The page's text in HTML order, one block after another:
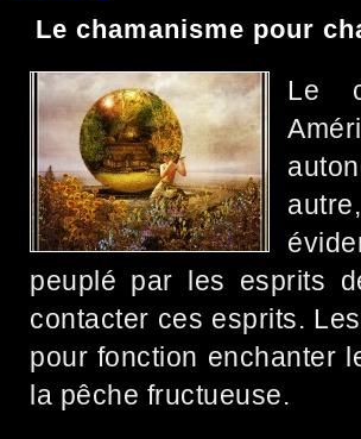
Le chamanisme pour
Le
peuplé par les esprits
contacter ces esprits.
pour fonction enchanter
la pêche fructueuse.